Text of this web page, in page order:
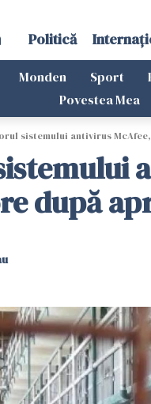
Politică
Monden Sport
Povestea Mea
sistemului antivirus
după